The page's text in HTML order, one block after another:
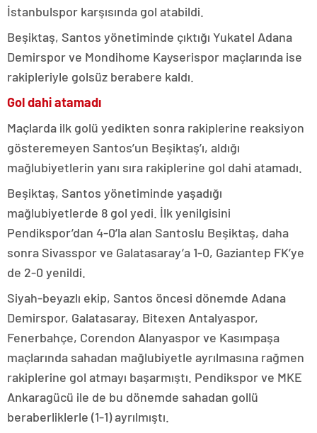
İstanbulspor karşısında gol atabildi.
Beşiktaş, Santos yönetiminde çıktığı Yukatel Adana
Demirspor ve Mondihome Kayserispor maçlarında ise
rakipleriyle golsüz berabere kaldı.
Gol dahi atamadı
Maçlarda ilk golü yedikten sonra rakiplerine reaksiyon
gösteremeyen Santos’un Beşiktaş’ı, aldığı
mağlubiyetlerin yanı sıra rakiplerine gol dahi atamadı.
Beşiktaş, Santos yönetiminde yaşadığı
mağlubiyetlerde 8 gol yedi. İlk yenilgisini
Pendikspor’dan 4-0’la alan Santoslu Beşiktaş, daha
sonra Sivasspor ve Galatasaray’a 1-0, Gaziantep FK’ye
de 2-0 yenildi.
Siyah-beyazlı ekip, Santos öncesi dönemde Adana
Demirspor, Galatasaray, Bitexen Antalyaspor,
Fenerbahçe, Corendon Alanyaspor ve Kasımpaşa
maçlarında sahadan mağlubiyetle ayrılmasına rağmen
rakiplerine gol atmayı başarmıştı. Pendikspor ve MKE
Ankaragücü ile de bu dönemde sahadan gollü
beraberliklerle (1-1) ayrılmıştı.